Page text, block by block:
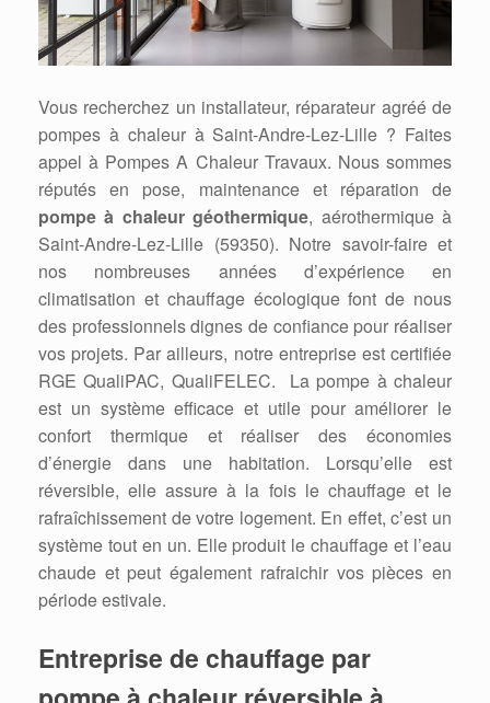
Vous recherchez un installateur, réparateur agréé de
pompes à chaleur à Saint-Andre-Lez-Lille ? Faites
appel à Pompes A Chaleur Travaux. Nous sommes
réputés en pose, maintenance et réparation de
pompe à chaleur géothermique, aérothermique à
Saint-Andre-Lez-Lille (59350). Notre savoir-faire et
nos nombreuses années d’expérience en
climatisation et chauffage écologique font de nous
des professionnels dignes de confiance pour réaliser
vos projets. Par ailleurs, notre entreprise est certifiée
RGE QualiPAC, QualiFELEC. La pompe à chaleur
est un système efficace et utile pour améliorer le
confort thermique et réaliser des économies
d’énergie dans une habitation. Lorsqu’elle est
réversible, elle assure à la fois le chauffage et le
rafraîchissement de votre logement. En effet, c’est un
système tout en un. Elle produit le chauffage et l’eau
chaude et peut également rafraichir vos pièces en
période estivale.
Entreprise de chauffage par